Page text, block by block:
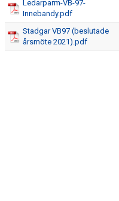
Ledarparm-VB-97-
Innebandy.pdf
Stadgar VB97 (beslutade
årsmöte 2021).pdf